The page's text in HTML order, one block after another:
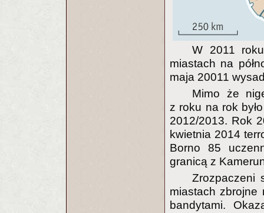
W 2011
miastach na
maja 20011
Mimo że
z roku na rok
2012/2013. Rok
kwietnia 2014
Borno 85
granicą z
Zrozpaczeni
miastach zbrojne
bandytami.